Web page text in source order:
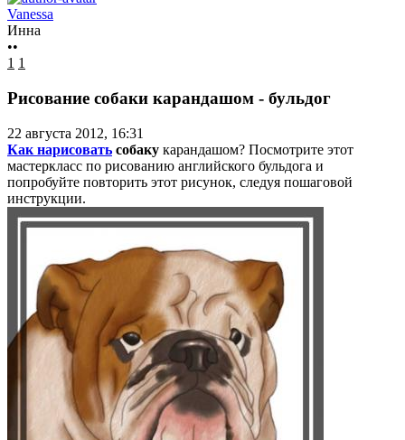
Vanessa
Инна
••
1 1
Рисование собаки карандашом - бульдог
22 августа 2012, 16:31
Как нарисовать собаку карандашом? Посмотрите этот
мастеркласс по рисованию английского бульдога и
попробуйте повторить этот рисунок, следуя пошаговой
инструкции.